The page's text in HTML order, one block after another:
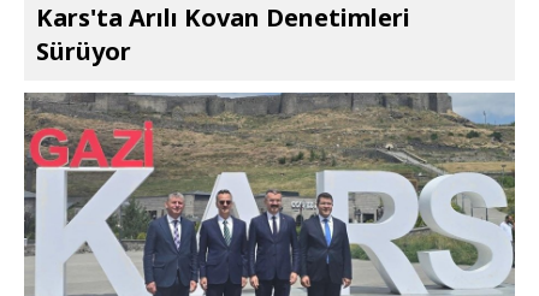
Kars'ta Arılı Kovan Denetimleri
Sürüyor